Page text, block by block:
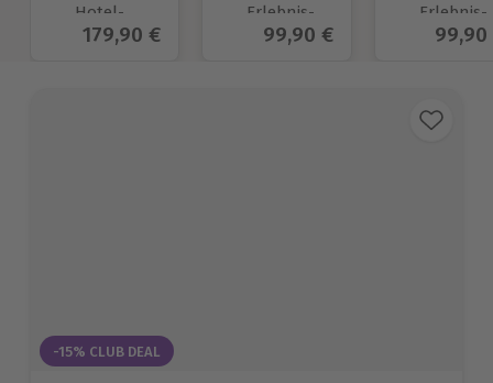
Hotel-
Auswahl
Aktueller Preis
179,90 €
Erlebnis-
Auswahl
Aktueller Preis
99,90 €
Erlebnis-
Auswahl
99,90
-15% CLUB DEAL